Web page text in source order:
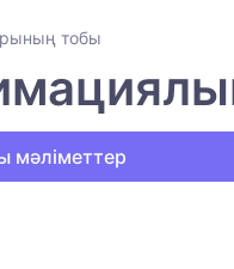
тобы
мәліметтер